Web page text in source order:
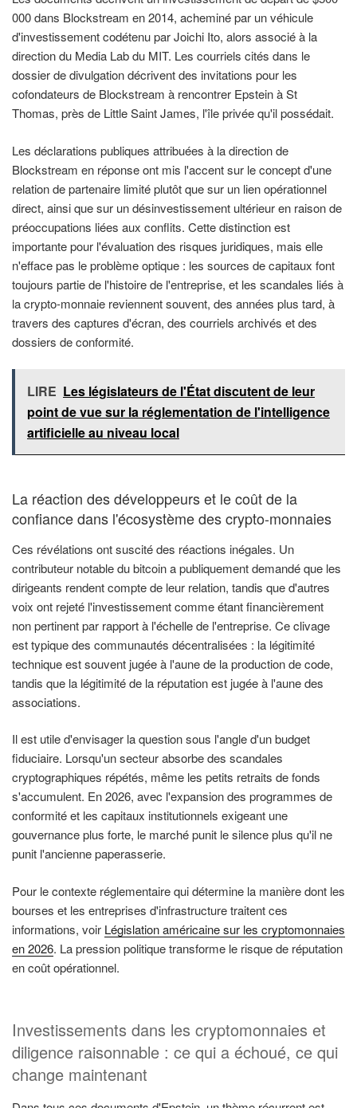
000 dans Blockstream en 2014, acheminé par un véhicule
d'investissement codétenu par Joichi Ito, alors associé à la
direction du Media Lab du MIT. Les courriels cités dans le
dossier de divulgation décrivent des invitations pour les
cofondateurs de Blockstream à rencontrer Epstein à St
Thomas, près de Little Saint James, l'île privée qu'il possédait.
Les déclarations publiques attribuées à la direction de
Blockstream en réponse ont mis l'accent sur le concept d'une
relation de partenaire limité plutôt que sur un lien opérationnel
direct, ainsi que sur un désinvestissement ultérieur en raison de
préoccupations liées aux conflits. Cette distinction est
importante pour l'évaluation des risques juridiques, mais elle
n'efface pas le problème optique : les sources de capitaux font
toujours partie de l'histoire de l'entreprise, et les scandales liés à
la crypto-monnaie reviennent souvent, des années plus tard, à
travers des captures d'écran, des courriels archivés et des
dossiers de conformité.
LIRE Les législateurs de l'État discutent de leur
point de vue sur la réglementation de l'intelligence
artificielle au niveau local
La réaction des développeurs et le coût de la
confiance dans l'écosystème des crypto-monnaies
Ces révélations ont suscité des réactions inégales. Un
contributeur notable du bitcoin a publiquement demandé que les
dirigeants rendent compte de leur relation, tandis que d'autres
voix ont rejeté l'investissement comme étant financièrement
non pertinent par rapport à l'échelle de l'entreprise. Ce clivage
est typique des communautés décentralisées : la légitimité
technique est souvent jugée à l'aune de la production de code,
tandis que la légitimité de la réputation est jugée à l'aune des
associations.
Il est utile d'envisager la question sous l'angle d'un budget
fiduciaire. Lorsqu'un secteur absorbe des scandales
cryptographiques répétés, même les petits retraits de fonds
s'accumulent. En 2026, avec l'expansion des programmes de
conformité et les capitaux institutionnels exigeant une
gouvernance plus forte, le marché punit le silence plus qu'il ne
punit l'ancienne paperasserie.
Pour le contexte réglementaire qui détermine la manière dont les
bourses et les entreprises d'infrastructure traitent ces
informations, voir Législation américaine sur les cryptomonnaies
en 2026. La pression politique transforme le risque de réputation
en coût opérationnel.
Investissements dans les cryptomonnaies et
diligence raisonnable : ce qui a échoué, ce qui
change maintenant